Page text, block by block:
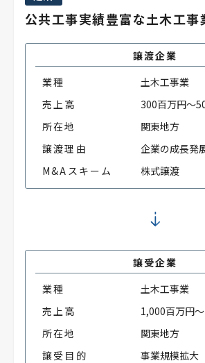
公共工事実績豊富な土木工事
譲渡企業
業種
土木工事業
売上高
300百万円～
所在地
関東地方
譲渡理由
企業の成長発
M&Aスキーム
株式譲渡
譲受企業
業種
土木工事業
売上高
1,000百万円
所在地
関東地方
譲受目的
事業規模拡大